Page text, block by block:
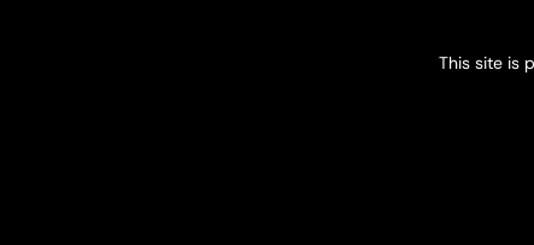
This site is